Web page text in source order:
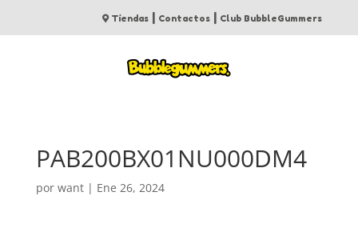
Tiendas | Contactos | Club BubbleGummers
PAB200BX01NU000DM4
por want| Ene 26, 2024